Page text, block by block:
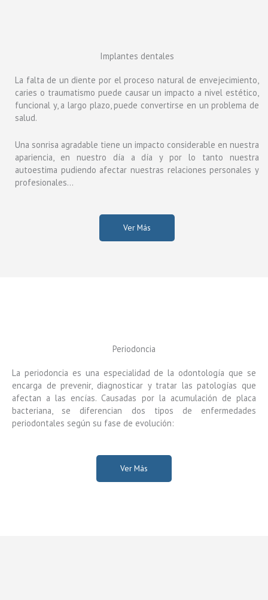
Implantes dentales
La falta de un diente por el proceso natural de envejecimiento,
caries o traumatismo puede causar un impacto a nivel estético,
funcional y, a largo plazo, puede convertirse en un problema de
salud.
Una sonrisa agradable tiene un impacto considerable en nuestra
apariencia, en nuestro día a día y por lo tanto nuestra
autoestima pudiendo afectar nuestras relaciones personales y
profesionales…
Ver Más
Periodoncia
La periodoncia es una especialidad de la odontología que se
encarga de prevenir, diagnosticar y tratar las patologías que
afectan a las encías. Causadas por la acumulación de placa
bacteriana, se diferencian dos tipos de enfermedades
periodontales según su fase de evolución:
Ver Más